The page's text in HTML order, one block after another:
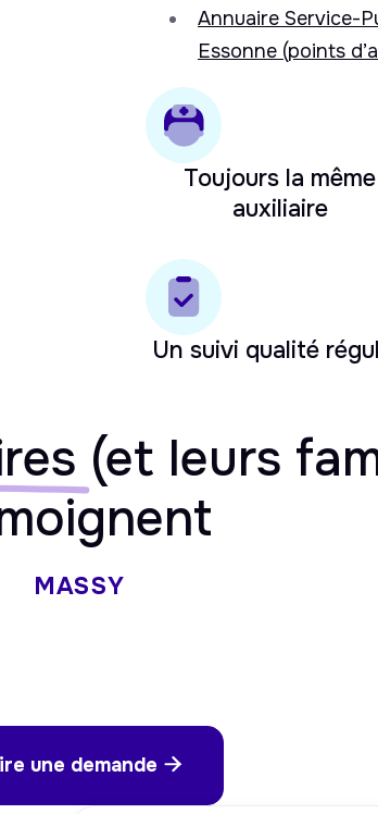
Annuaire Service-
Essonne (points
Toujours la même
auxiliaire
Un suivi qualité
(et leurs
MASSY
une demande 